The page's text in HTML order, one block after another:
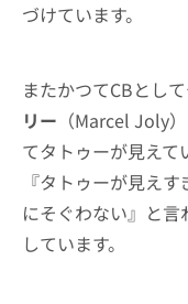
づけています。
またかつてCBとし
リー （Marcel Joly
てタトゥーが見えて
『タトゥーが見え
にそぐわない』と言
しています。